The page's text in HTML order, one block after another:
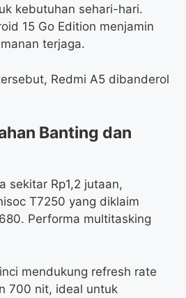
kebutuhan sehari-hari.
15 Go Edition menjamin
terjaga.
Redmi A5 dibanderol
Banting dan
sekitar Rp1,2 jutaan,
T7250 yang diklaim
Performa multitasking
mendukung refresh rate
700 nit, ideal untuk